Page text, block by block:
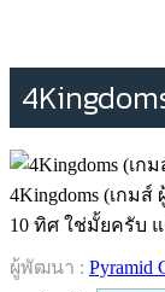
4Kingdoms (เกม
10 ทิศ ใช่มั้ยครับ แ
ผู้พัฒนา : Pyramid